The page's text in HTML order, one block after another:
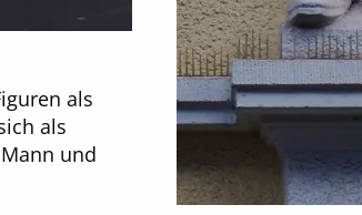
als
als
Mann und